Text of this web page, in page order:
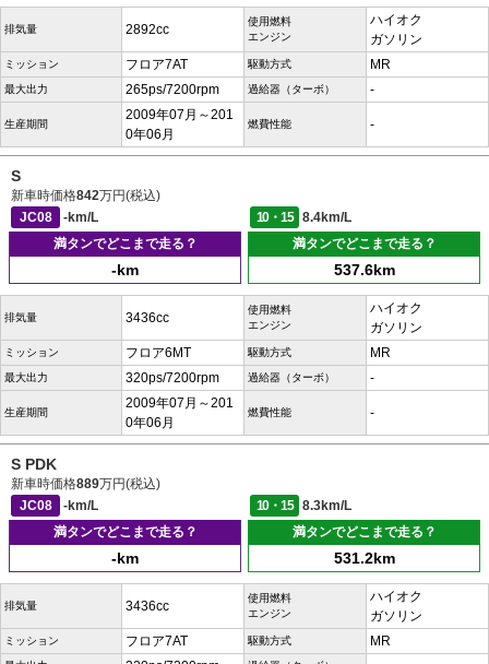
排気量 2892cc
使用燃料
エンジン
ハイオク
ガソリン
ミッション フロア7AT 駆動方式 MR
最大出力 265ps/7200rpm 過給器（ターボ） -
生産期間
2009年07月～201
0年06月
燃費性能 -
S
新車時価格842万円(税込)
JC08
-km/L 10・15
8.4km/L
満タンでどこまで走る？
-km
満タンでどこまで走る？
537.6km
排気量 3436cc
使用燃料
エンジン
ハイオク
ガソリン
ミッション フロア6MT 駆動方式 MR
最大出力 320ps/7200rpm 過給器（ターボ） -
生産期間
2009年07月～201
0年06月
燃費性能 -
S PDK
新車時価格889万円(税込)
JC08
-km/L 10・15
8.3km/L
満タンでどこまで走る？
-km
満タンでどこまで走る？
531.2km
排気量 3436cc
使用燃料
エンジン
ハイオク
ガソリン
ミッション フロア7AT 駆動方式 MR